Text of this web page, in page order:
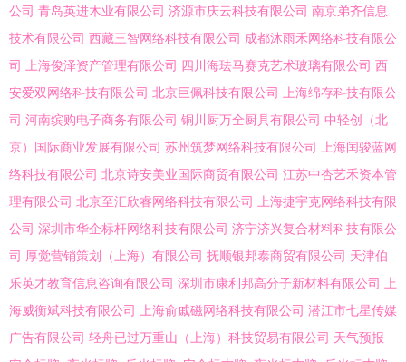
公司 青岛英进木业有限公司 济源市庆云科技有限公司 南京弟齐信息
技术有限公司 西藏三智网络科技有限公司 成都沐雨禾网络科技有限公
司
上海俊泽资产管理有限公司 四川海珐马赛克艺术玻璃有限公司 西
安爱双网络科技有限公司 北京巨佩科技有限公司
上海绵存科技有限公
司 河南缤购电子商务有限公司 铜川厨万全厨具有限公司 中轻创（北
京）国际商业发展有限公司 苏州筑梦网络科技有限公司
上海闰骏蓝网
络科技有限公司 北京诗安美业国际商贸有限公司 江苏中杏艺禾资本管
理有限公司 北京至汇欣睿网络科技有限公司
上海捷宇克网络科技有限
公司 深圳市华企标杆网络科技有限公司 济宁济兴复合材料科技有限公
司 厚觉营销策划（上海）有限公司 抚顺银邦泰商贸有限公司 天津伯
乐英才教育信息咨询有限公司 深圳市康利邦高分子新材料有限公司
上
海威衡斌科技有限公司
上海俞戚磁网络科技有限公司 潜江市七星传媒
广告有限公司 轻舟已过万重山（上海）科技贸易有限公司 天气预报